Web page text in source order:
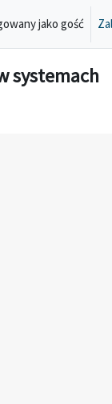
jako gość
systemach